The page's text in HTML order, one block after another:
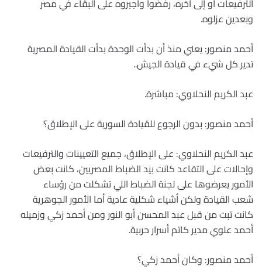
الترفيعات أو إلى آخره، رفضوا وأجبروه على البقاء في مصر
وبعدين عزلوه.
أحمد منصور: يعني منذ أن بدأت الوحدة بدأت القيادة المصرية
تدير كل شيء في قيادة الجيش..
عبد الكريم النحلاوي: مباشرة.
أحمد منصور: بدون الرجوع للقيادة السورية على الإطلاق؟
عبد الكريم النحلاوي: على الإطلاق، جميع التعيينات والترفيعات
وإحالات على التقاعد كانت بيد الضباط المصريين، كانت بعض
الأمور يعرضوها على لجنة الضباط اللي تشكلت من رؤساء
شعب القيادة ولكن أشياء شكلية عادية أما الأمور الجوهرية
كانت تبت من قبل عبد المحسن أبو النور ومن أحمد زكي وزميله
أحمد علوي مدير كاتم أسرار حربية.
أحمد منصور: وكان أحمد زكي؟